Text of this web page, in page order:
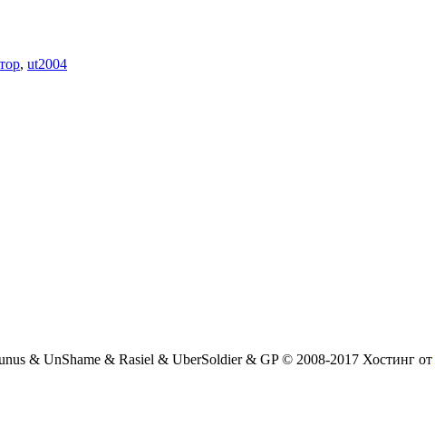
, ut2004
& UnShame & Rasiel & UberSoldier & GP © 2008-2017 Хостинг от